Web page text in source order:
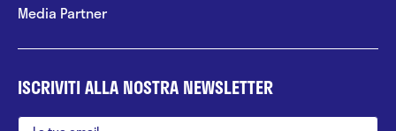
Media Partner
ISCRIVITI ALLA NOSTRA NEWSLETTER